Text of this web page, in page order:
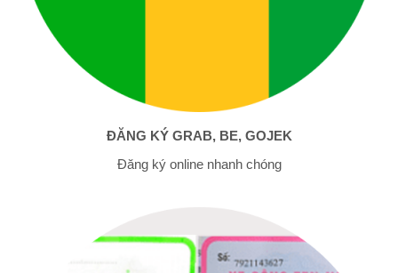
ĐĂNG KÝ GRAB, BE, GOJEK
Đăng ký online nhanh chóng